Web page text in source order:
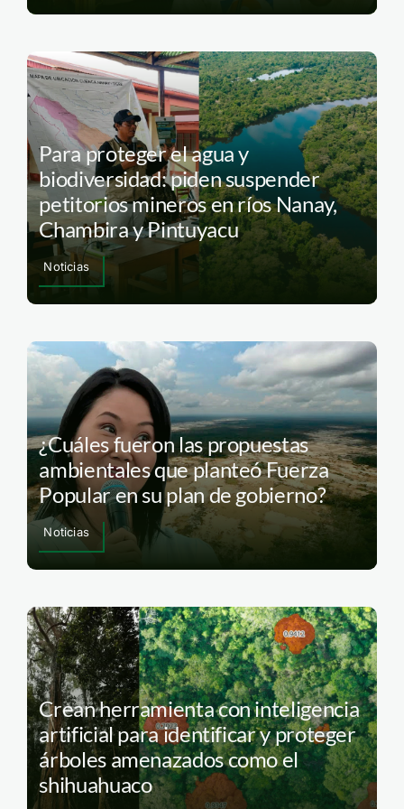
Para proteger el agua y
biodiversidad: piden suspender
petitorios mineros en ríos Nanay,
Chambira y Pintuyacu
Noticias
¿Cuáles fueron las propuestas
ambientales que planteó Fuerza
Popular en su plan de gobierno?
Noticias
Crean herramienta con inteligencia
artificial para identificar y proteger
árboles amenazados como el
shihuahuaco